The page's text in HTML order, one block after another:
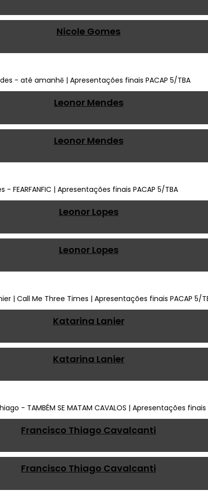
Nicole Gomes
Leonor Mendes
Leonor Mendes
Leonor Lopes
Leonor Lopes
Katarina Lanier
Katarina Lanier
Francisco Thiago Cavalcanti
Francisco Thiago Cavalcanti